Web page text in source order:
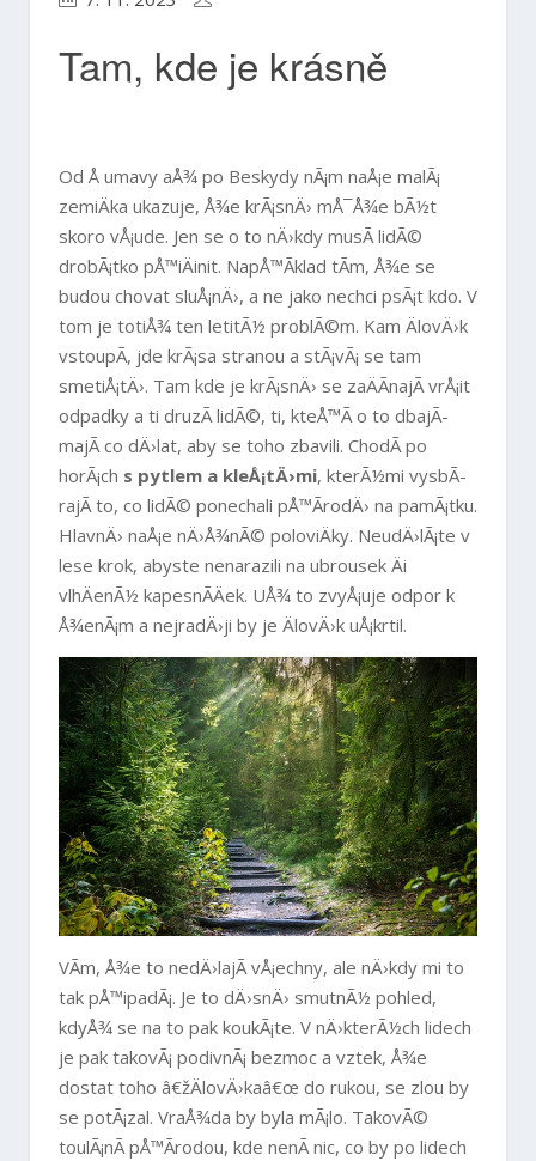
Tam, kde je krásně
Od Å umavy aÅ¾ po Beskydy nÃ¡m naÅ¡e malÃ¡
zemiÄka ukazuje, Å¾e krÃ¡snÄ› mÅ¯Å¾e bÃ½t
skoro vÅ¡ude. Jen se o to nÄ›kdy musÃ­ lidÃ©
drobÃ¡tko pÅ™iÄinit. NapÅ™Ã­klad tÃ­m, Å¾e se
budou chovat sluÅ¡nÄ›, a ne jako nechci psÃ¡t kdo. V
tom je totiÅ¾ ten letitÃ½ problÃ©m. Kam ÄlovÄ›k
vstoupÃ­, jde krÃ¡sa stranou a stÃ¡vÃ¡ se tam
smetiÅ¡tÄ›. Tam kde je krÃ¡snÄ› se zaÄÃ­najÃ­ vrÅ¡it
odpadky a ti druzÃ­ lidÃ©, ti, kteÅ™Ã­ o to dbajÃ­
majÃ­ co dÄ›lat, aby se toho zbavili. ChodÃ­ po
horÃ¡ch s pytlem a kleÅ¡tÄ›mi, kterÃ½mi vysbÃ­
rajÃ­ to, co lidÃ© ponechali pÅ™Ã­rodÄ› na pamÃ¡tku.
HlavnÄ› naÅ¡e nÄ›Å¾nÃ© poloviÄky. NeudÄ›lÃ¡te v
lese krok, abyste nenarazili na ubrousek Äi
vlhÄenÃ½ kapesnÃ­Äek. UÅ¾ to zvyÅ¡uje odpor k
Å¾enÃ¡m a nejradÄ›ji by je ÄlovÄ›k uÅ¡krtil.
VÃ­m, Å¾e to nedÄ›lajÃ­ vÅ¡echny, ale nÄ›kdy mi to
tak pÅ™ipadÃ¡. Je to dÄ›snÄ› smutnÃ½ pohled,
kdyÅ¾ se na to pak koukÃ¡te. V nÄ›kterÃ½ch lidech
je pak takovÃ¡ podivnÃ¡ bezmoc a vztek, Å¾e
dostat toho â€žÄlovÄ›kaâ€œ do rukou, se zlou by
se potÃ¡zal. VraÅ¾da by byla mÃ¡lo. TakovÃ©
toulÃ¡nÃ­ pÅ™Ã­rodou, kde nenÃ­ nic, co by po lidech